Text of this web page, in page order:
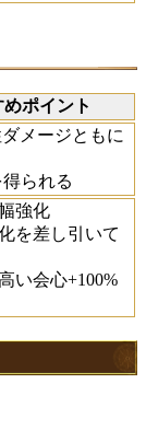
ポイント
ダメージともに
得られる
強化
を差し引いて
い会心+100%